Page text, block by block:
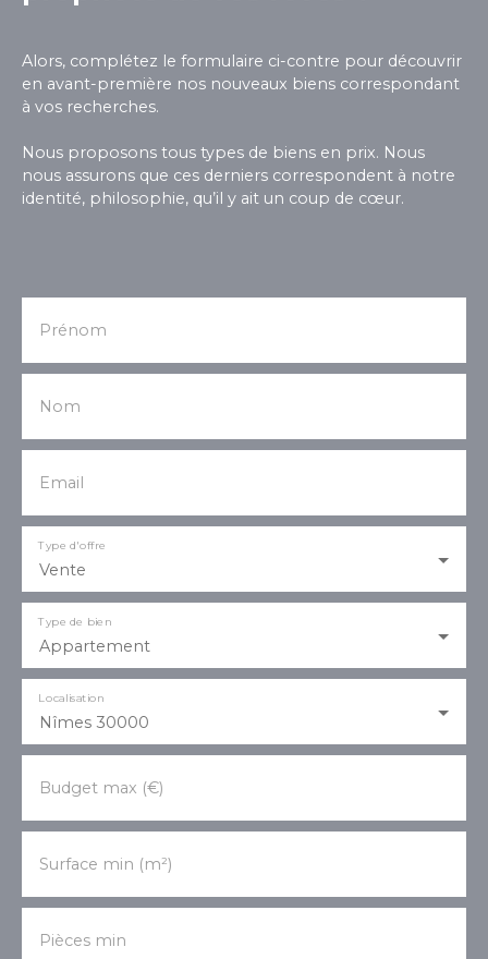
Alors, complétez le formulaire ci-contre pour découvrir
en avant-première nos nouveaux biens correspondant
à vos recherches.
Nous proposons tous types de biens en prix. Nous
nous assurons que ces derniers correspondent à notre
identité, philosophie, qu’il y ait un coup de cœur.
Prénom
Nom
Email
Vente
Type d'offre
Appartement
Type de bien
Nîmes 30000
Localisation
Budget max (€)
Surface min (m²)
Pièces min